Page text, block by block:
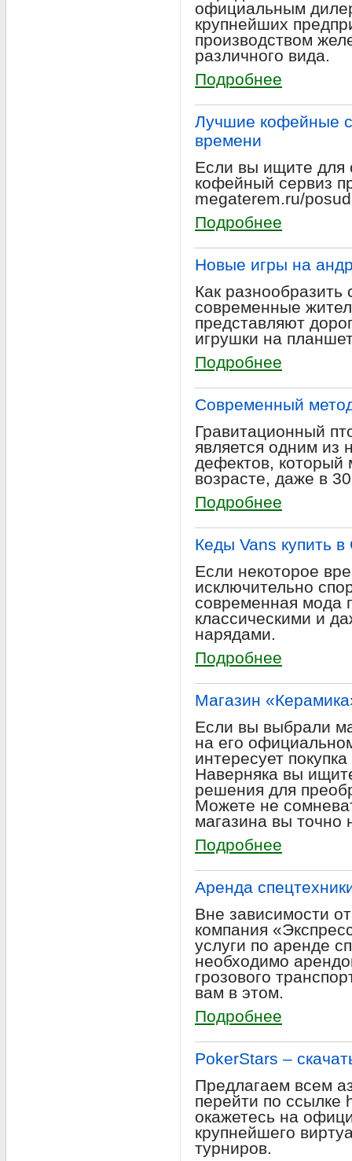
официальным
крупнейших
производством
различного вида.
Подробнее
Лучшие кофейные
времени
Если вы ищите для
кофейный сервиз
megaterem.ru/
Подробнее
Новые игры на
Как разнообразить
современные
представляют
игрушки на
Подробнее
Современный
Гравитационный
является одним из
дефектов, который
возрасте, даже в
Подробнее
Кеды Vans купить
Если некоторое
исключительно
современная мода
классическими и
нарядами.
Подробнее
Магазин
Если вы выбрали
на его
интересует
Наверняка вы
решения для
Можете не
магазина вы точно
Подробнее
Аренда
Вне зависимости
компания
услуги по аренде
необходимо
грозового
вам в этом.
Подробнее
PokerStars –
Предлагаем всем
перейти по
окажетесь на
крупнейшего
турниров.